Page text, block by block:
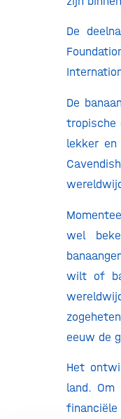
De
De
tropische
lekker
wel
wilt of
eeuw de
Het
land. Om